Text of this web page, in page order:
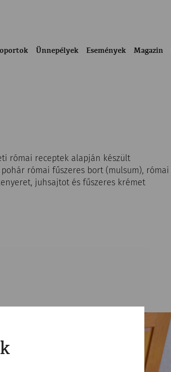
Ünnepélyek Események Magazin
római receptek alapján készült
római fűszeres bort (mulsum), római
juhsajtot és fűszeres krémet